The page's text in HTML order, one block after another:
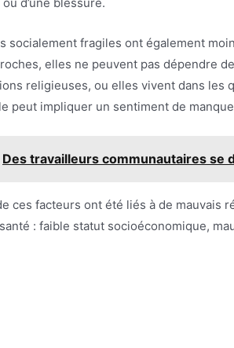
socialement fragiles ont également
elles ne peuvent pas dépendre
religieuses, ou elles vivent dans les
peut impliquer un sentiment de
Des travailleurs communautaires se
ces facteurs ont été liés à de mauvais
: faible statut socioéconomique,